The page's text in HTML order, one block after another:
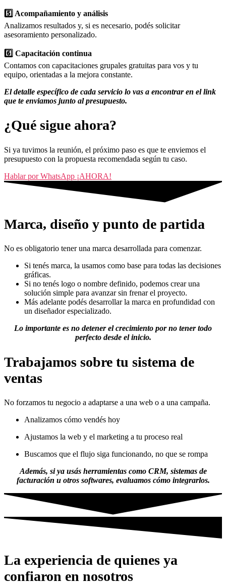
5️⃣ Acompañamiento y análisis
Analizamos resultados y, si es necesario, podés solicitar
asesoramiento personalizado.
6️⃣ Capacitación continua
Contamos con capacitaciones grupales gratuitas para vos y tu
equipo, orientadas a la mejora constante.
El detalle específico de cada servicio lo vas a encontrar en el link
que te enviamos junto al presupuesto.
¿Qué sigue ahora?
Si ya tuvimos la reunión, el próximo paso es que te enviemos el
presupuesto con la propuesta recomendada según tu caso.
Hablar por WhatsApp ¡AHORA!
Marca, diseño y punto de partida
No es obligatorio tener una marca desarrollada para comenzar.
Si tenés marca, la usamos como base para todas las decisiones
gráficas.
Si no tenés logo o nombre definido, podemos crear una
solución simple para avanzar sin frenar el proyecto.
Más adelante podés desarrollar la marca en profundidad con
un diseñador especializado.
Lo importante es no detener el crecimiento por no tener todo
perfecto desde el inicio.
Trabajamos sobre tu sistema de
ventas
No forzamos tu negocio a adaptarse a una web o a una campaña.
Analizamos cómo vendés hoy
Ajustamos la web y el marketing a tu proceso real
Buscamos que el flujo siga funcionando, no que se rompa
Además, si ya usás herramientas como CRM, sistemas de
facturación u otros softwares, evaluamos cómo integrarlos.
La experiencia de quienes ya
confiaron en nosotros